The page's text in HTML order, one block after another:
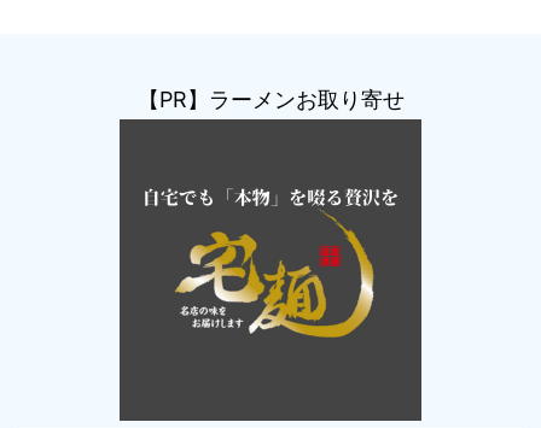
【PR】ラーメンお取り寄せ